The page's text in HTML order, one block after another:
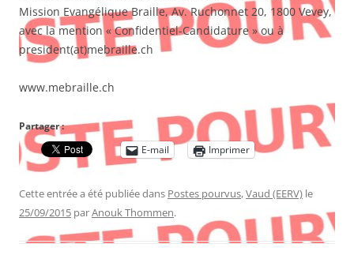
Mission Evangélique Braille, Av. Ruchonnet 20, 1800 Vevey,
avec la mention « Confidentiel-Candidature » ou à
president(at)mebraille.ch
www.mebraille.ch
Partager :
E-mail
Imprimer
Cette entrée a été publiée dans Postes pourvus,Vaud (EERV) le
25/09/2015 parAnouk Thommen.